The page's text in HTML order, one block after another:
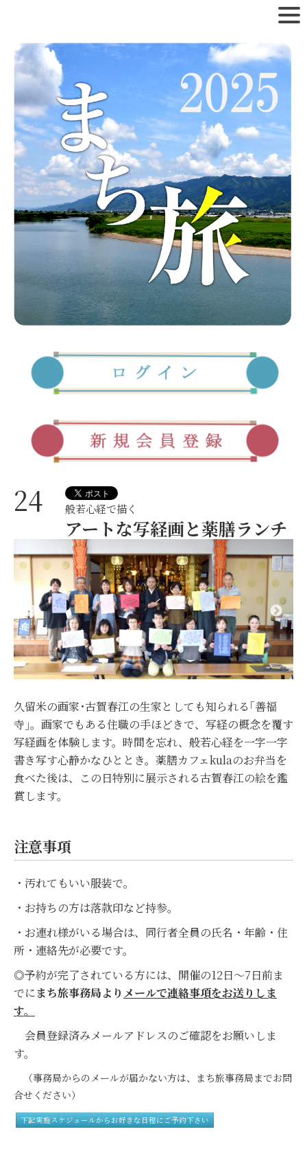
24 般若心経で描く
アートな写経画と薬膳ランチ
久留米の画家･古賀春江の生家としても知られる｢善福
寺｣。画家でもある住職の手ほどきで、写経の概念を覆す
写経画を体験します。時間を忘れ、般若心経を一字一字
書き写す心静かなひととき。薬膳カフェkulaのお弁当を
食べた後は、この日特別に展示される古賀春江の絵を鑑
賞します。
注意事項
・汚れてもいい服装で。
・お持ちの方は落款印など持参。
・お連れ様がいる場合は、同行者全員の氏名・年齢・住
所・連絡先が必要です。
◎予約が完了されている方には、開催の12日～7日前ま
でにまち旅事務局より メールで連絡事項をお送りしま
す。
会員登録済みメールアドレスのご確認をお願いしま
す。
（事務局からのメールが届かない方は、まち旅事務局までお問
合せください）
下記実施スケジュールからお好きな日程にご予約下さい